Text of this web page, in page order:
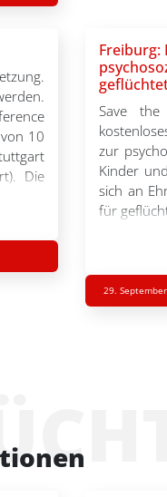
für
10
Die
Freiburg:
Save the
zur
Kinder
sich an
für
Hilfe,
29.